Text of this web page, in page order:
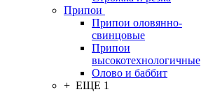
Припои
Припои оловянно-
свинцовые
Припои
высокотехнологичные
Олово и баббит
+ ЕЩЕ 1